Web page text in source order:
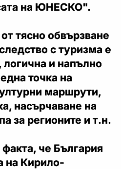
на ЮНЕСКО".
тясно обвързване
с туризма е
и напълно
точка на
маршрути,
насърчаване на
за регионите и т.н.
че България
на Кирило-